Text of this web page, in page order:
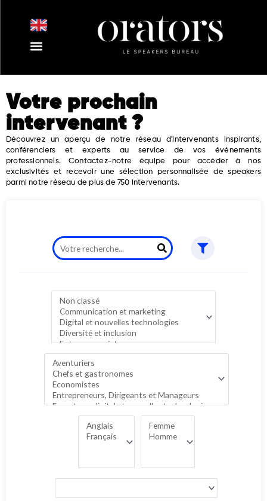
Votre prochain
intervenant ?
Découvrez un aperçu de notre réseau d'intervenants inspirants,
conférenciers et experts au service de vos événements
professionnels. Contactez-notre équipe pour accéder à nos
exclusivités et recevoir une sélection personnalisée de speakers
parmi notre réseau de plus de 750 intervenants.